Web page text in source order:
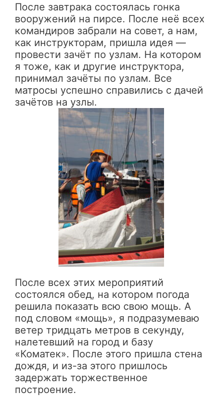
После завтрака состоялась гонка
вооружений на пирсе. После неё всех
командиров забрали на совет, а нам,
как инструкторам, пришла идея —
провести зачёт по узлам. На котором
я тоже, как и другие инструктора,
принимал зачёты по узлам. Все
матросы успешно справились с дачей
зачётов на узлы.
После всех этих мероприятий
состоялся обед, на котором погода
решила показать всю свою мощь. А
под словом «мощь», я подразумеваю
ветер тридцать метров в секунду,
налетевший на город и базу
«Коматек». После этого пришла стена
дождя, и из-за этого пришлось
задержать торжественное
построение.